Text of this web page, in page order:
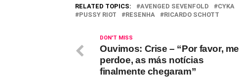
RELATED TOPICS: AVENGED SEVENFOLD CYKA
PUSSY RIOT
RESENHA RICARDO SCHOTT
DON'T MISS
Ouvimos: Crise – “Por favor, me
perdoe, as más notícias
finalmente chegaram”